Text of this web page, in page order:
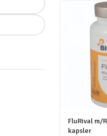
FluRival m/
kapsler